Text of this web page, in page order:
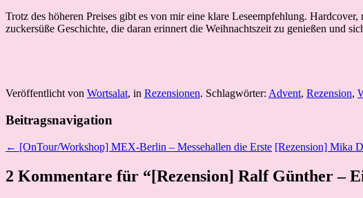
Trotz des höheren Preises gibt es von mir eine klare Leseempfehlung.
zuckersüße Geschichte, die daran erinnert die Weihnachtszeit zu genießen und
Veröffentlicht von Wortsalat, in Rezensionen. Schlagwörter: Advent, Rezension,
Beitragsnavigation
← [OnTour/Workshop] MEX-Berlin – Messehallen die Erste [Rezension] Mika
2 Kommentare für “[Rezension] Ralf Günther –